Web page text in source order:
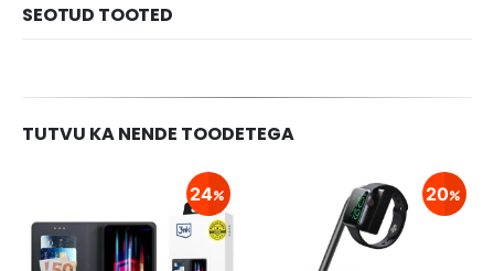
SEOTUD TOOTED
TUTVU KA NENDE TOODETEGA
24 20